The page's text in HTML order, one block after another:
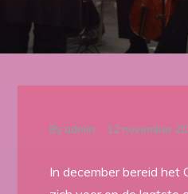
By admin 12 november
In december bereid het